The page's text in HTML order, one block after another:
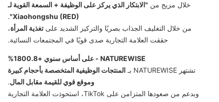
خلال مزيج من "الابتكار الذي يركز على الوظيفة + السمعة القوية لـ
Xiaohongshu (RED)"
.
من خلال التغليف الجذاب بصريًا والتركيز الشديد على تغذية المرأة،
حققت العلامة التجارية صدى قويًا في المجتمعات النسائية.
NATUREWISE - على أساس سنوي +1800.8%
تشتهر NATUREWISE بـ
المنتجات الوظيفية المتخصصة بأحجام كبيرة
وموقع قوي للقيمة مقابل المال.
وبدعم من صعودها المتزامن على TikTok، استحوذت العلامة التجارية